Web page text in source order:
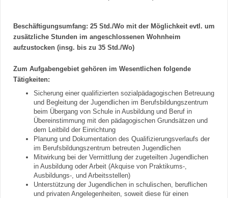
Beschäftigungsumfang: 25 Std./Wo mit der Möglichkeit evtl. um
zusätzliche Stunden im angeschlossenen Wohnheim
aufzustocken (insg. bis zu 35 Std./Wo)
Zum Aufgabengebiet gehören im Wesentlichen folgende
Tätigkeiten:
Sicherung einer qualifizierten sozialpädagogischen Betreuung
und Begleitung der Jugendlichen im Berufsbildungszentrum
beim Übergang von Schule in Ausbildung und Beruf in
Übereinstimmung mit den pädagogischen Grundsätzen und
dem Leitbild der Einrichtung
Planung und Dokumentation des Qualifizierungsverlaufs der
im Berufsbildungszentrum betreuten Jugendlichen
Mitwirkung bei der Vermittlung der zugeteilten Jugendlichen
in Ausbildung oder Arbeit (Akquise von Praktikums-,
Ausbildungs-, und Arbeitsstellen)
Unterstützung der Jugendlichen in schulischen, beruflichen
und privaten Angelegenheiten, soweit diese für einen